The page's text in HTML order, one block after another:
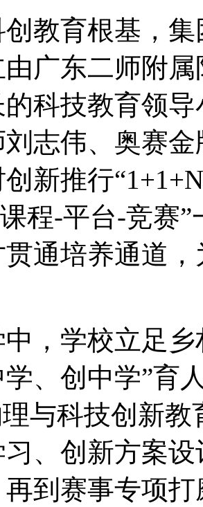
创教育根基，
广东二师附
科技教育领
志伟、奥赛
新推行
程-平台-竞赛
通培养通道
中，学校立足
、创中学”育
理与科技创新
、创新方案
到赛事专项